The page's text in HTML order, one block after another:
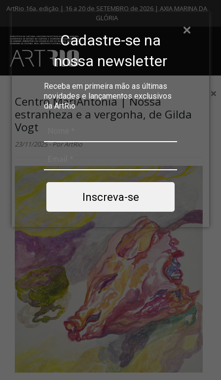
Cadastre-se na
nossa newsletter
Receba em primeira mão as últimas
novidades e lançamentos exclusivos
da ArtRio
Inscreva-se
ArtRio 16a. edição | 16 a 20 de SETEMBRO de 2026 | AXIA MARINA DA
GLÓRIA
×
Centro MariAntonia | Nossa
estranheza e a vergonha, de Gilda
Vogt
23/11/2025 - Por ArtRio